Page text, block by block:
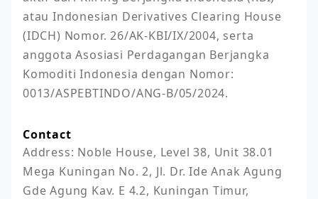
atau Indonesian Derivatives Clearing House
(IDCH) Nomor. 26/AK-KBI/IX/2004, serta
anggota Asosiasi Perdagangan Berjangka
Komoditi Indonesia dengan Nomor:
0013/ASPEBTINDO/ANG-B/05/2024.
Contact
Address: Noble House, Level 38, Unit 38.01
Mega Kuningan No. 2, Jl. Dr. Ide Anak Agung
Gde Agung Kav. E 4.2, Kuningan Timur,